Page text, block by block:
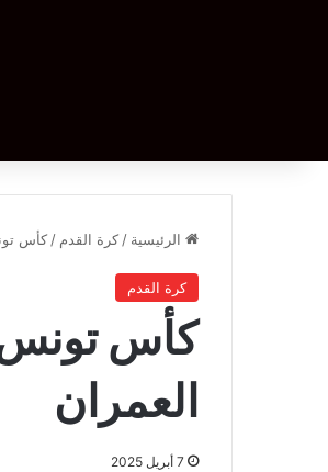
الرئيسية / كرة القدم / كأس
كرة القدم
كأس تونس:
العمران
7 أبريل 2025